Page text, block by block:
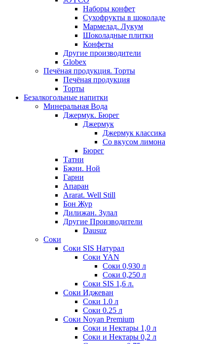
Наборы конфет
Сухофрукты в шоколаде
Мармелад. Лукум
Шоколадные плитки
Конфеты
Другие производители
Globex
Печёная продукция. Торты
Печёная продукция
Торты
Безалкогольные напитки
Минеральная Вода
Джермук. Бюрег
Джермук
Джермук классика
Со вкусом лимона
Бюрег
Татни
Бжни. Ной
Гарни
Апаран
Ararat. Well Still
Бон Жур
Дилижан. Зулал
Другие Производители
Dausuz
Соки
Соки SIS Натурал
Соки YAN
Соки 0,930 л
Соки 0,250 л
Соки SIS 1,6 л.
Соки Иджеван
Соки 1.0 л
Соки 0.25 л
Соки Noyan Premium
Соки и Нектары 1,0 л
Соки и Нектары 0,2 л